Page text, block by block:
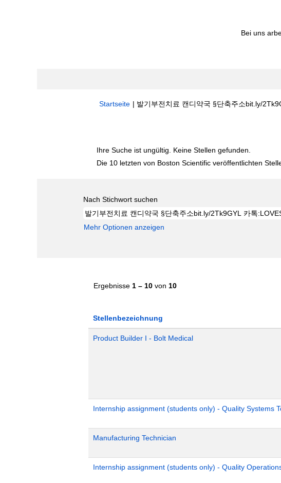
Bei uns
Startseite | 발기부전치료 캔디약국 §단축주소bit.ly/
Ihre Suche ist ungültig. Keine Stellen gefunden.
Die 10 letzten von Boston Scientific veröffentlichten
Nach Stichwort suchen
Mehr Optionen anzeigen
Ergebnisse 1 – 10 von 10
Stellenbezeichnung
Product Builder I - Bolt Medical
Internship assignment (students only) - Quality Systems
Manufacturing Technician
Internship assignment (students only) - Quality